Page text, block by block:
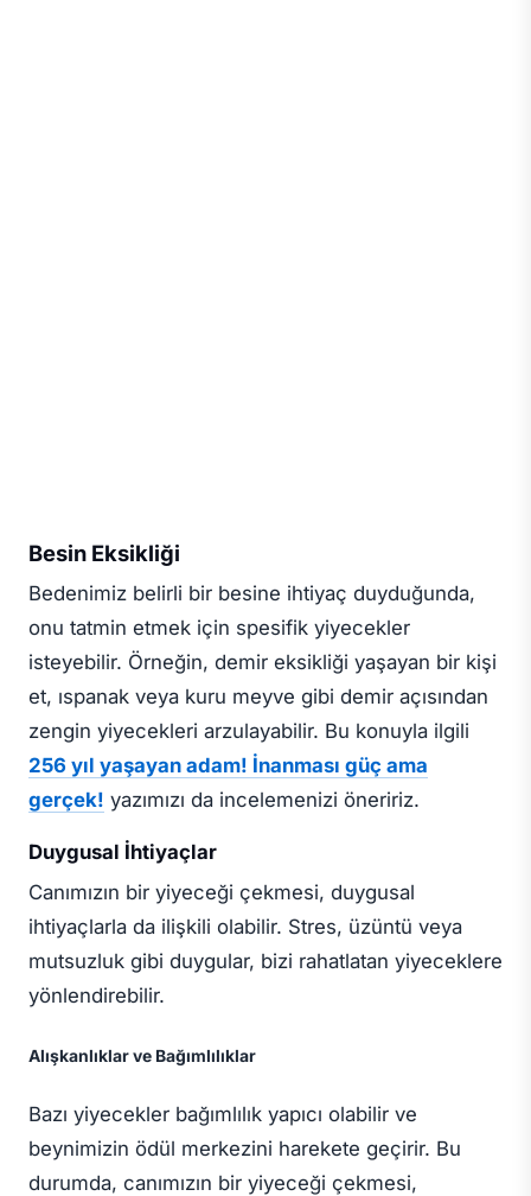
Besin Eksikliği
Bedenimiz belirli bir besine ihtiyaç duyduğunda,
onu tatmin etmek için spesifik yiyecekler
isteyebilir. Örneğin, demir eksikliği yaşayan bir kişi
et, ıspanak veya kuru meyve gibi demir açısından
zengin yiyecekleri arzulayabilir. Bu konuyla ilgili
256 yıl yaşayan adam! İnanması güç ama
gerçek! yazımızı da incelemenizi öneririz.
Duygusal İhtiyaçlar
Canımızın bir yiyeceği çekmesi, duygusal
ihtiyaçlarla da ilişkili olabilir. Stres, üzüntü veya
mutsuzluk gibi duygular, bizi rahatlatan yiyeceklere
yönlendirebilir.
Alışkanlıklar ve Bağımlılıklar
Bazı yiyecekler bağımlılık yapıcı olabilir ve
beynimizin ödül merkezini harekete geçirir. Bu
durumda, canımızın bir yiyeceği çekmesi,